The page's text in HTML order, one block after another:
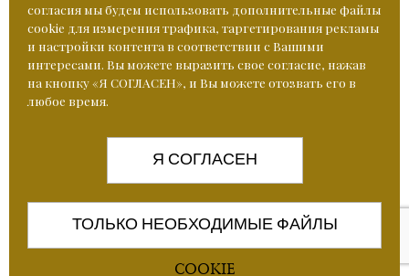
Часы работы: понедельник – пятница 8:30-16:30.
+420 224 210 001
+420 724 087 505
2026 (c) A2C ANTI-AGINIC CLINIC / NASTAVENÍ COOKIES
согласия мы будем использовать дополнительные файлы
cookie для измерения трафика, таргетирования рекламы
и настройки контента в соответствии с Вашими
интересами. Вы можете выразить свое согласие, нажав
на кнопку «Я СОГЛАСЕН», и Вы можете отозвать его в
любое время.
Я СОГЛАСЕН
ТОЛЬКО НЕОБХОДИМЫЕ ФАЙЛЫ
COOKIE